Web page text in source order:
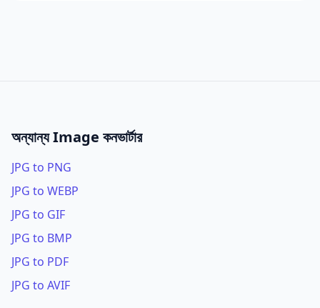
অন্যান্য Image কনভার্টার
JPG to PNG
JPG to WEBP
JPG to GIF
JPG to BMP
JPG to PDF
JPG to AVIF